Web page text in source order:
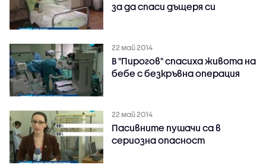
за да спаси дъщеря си
22 май 2014
В "Пирогов" спасиха живота на
бебе с безкръвна операция
22 май 2014
Пасивните пушачи са в
сериозна опасност